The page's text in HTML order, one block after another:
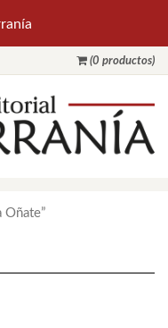
(0 productos)
Oñate”